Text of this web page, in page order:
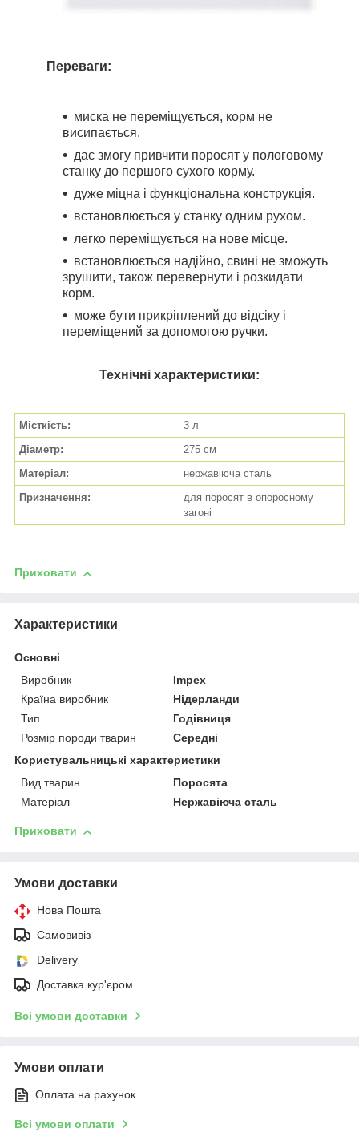
Переваги:
миска не переміщується, корм не
висипається.
дає змогу привчити поросят у пологовому
станку до першого сухого корму.
дуже міцна і функціональна конструкція.
встановлюється у станку одним рухом.
легко переміщується на нове місце.
встановлюється надійно, свині не зможуть
зрушити, також перевернути і розкидати
корм.
може бути прикріплений до відсіку і
переміщений за допомогою ручки.
Технічні характеристики:
Місткість:
3 л
Діаметр:
275 см
Матеріал:
нержавіюча сталь
Призначення:
для поросят в опоросному
загоні
Приховати
Характеристики
Основні
Виробник
Impex
Країна виробник
Нідерланди
Тип
Годівниця
Розмір породи тварин
Середні
Користувальницькі характеристики
Вид тварин
Поросята
Матеріал
Нержавіюча сталь
Приховати
Умови доставки
Нова Пошта
Самовивіз
Delivery
Доставка кур'єром
Всі умови доставки
Умови оплати
Оплата на рахунок
Всі умови оплати